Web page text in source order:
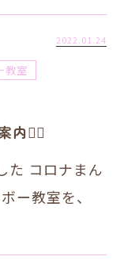
2022.01.24
教室
内🙇‍♂️
た コロナまん
ー教室を、